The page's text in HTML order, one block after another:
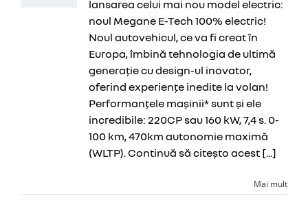
lansarea celui mai nou model electric:
noul Megane E-Tech 100% electric!
Noul autovehicul, ce va fi creat în
Europa, îmbină tehnologia de ultimă
generație cu design-ul inovator,
oferind experiențe inedite la volan!
Performanțele mașinii* sunt și ele
incredibile: 220CP sau 160 kW, 7,4 s. 0-
100 km, 470km autonomie maximă
(WLTP). Continuă să citeșto acest [...]
Mai mult